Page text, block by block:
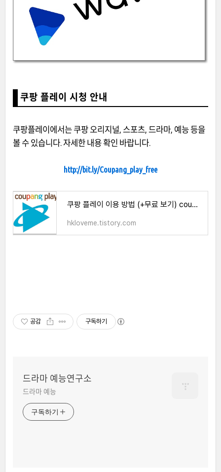
쿠팡 플레이 시청 안내
쿠팡플레이에서는 쿠팡 오리지널, 스포츠, 드라마, 예능 등을
볼 수 있습니다. 자세한 내용 확인 바랍니다.
http://bit.ly/Coupang_play_free
쿠팡 플레이 이용 방법 (+무료 보기) coupang play
hkloveme.tistory.com
공감 구독하기
드라마 예능연구소
드라마 예능
구독하기